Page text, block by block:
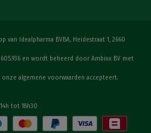
van Idealpharma BVBA, Heidestraat 1, 2660
en wordt beheerd door Ambixx BV met
algemene voorwaarden accepteert.
tot 18h30